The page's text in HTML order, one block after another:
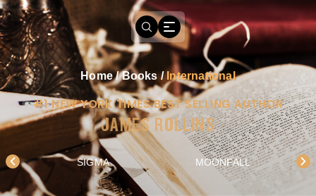
Home/Books/International
#1 NEW YORK TIMES BEST SELLING AUTHOR
JAMES ROLLINS
SIGMA MOONFALL
Books Available In